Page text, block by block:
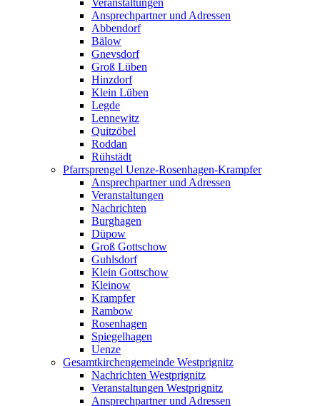
Veranstaltungen
Ansprechpartner und Adressen
Abbendorf
Bälow
Gnevsdorf
Groß Lüben
Hinzdorf
Klein Lüben
Legde
Lennewitz
Quitzöbel
Roddan
Rühstädt
Pfarrsprengel Uenze-Rosenhagen-Krampfer
Ansprechpartner und Adressen
Veranstaltungen
Nachrichten
Burghagen
Düpow
Groß Gottschow
Guhlsdorf
Klein Gottschow
Kleinow
Krampfer
Rambow
Rosenhagen
Spiegelhagen
Uenze
Gesamtkirchengemeinde Westprignitz
Nachrichten Westprignitz
Veranstaltungen Westprignitz
Ansprechpartner und Adressen